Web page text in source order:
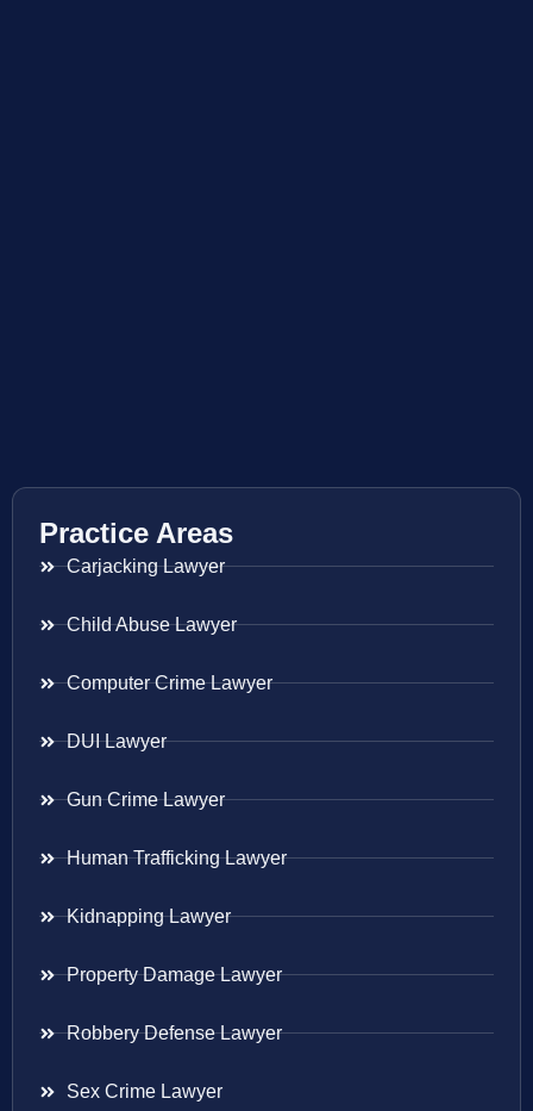
Practice Areas
Carjacking Lawyer
Child Abuse Lawyer
Computer Crime Lawyer
DUI Lawyer
Gun Crime Lawyer
Human Trafficking Lawyer
Kidnapping Lawyer
Property Damage Lawyer
Robbery Defense Lawyer
Sex Crime Lawyer